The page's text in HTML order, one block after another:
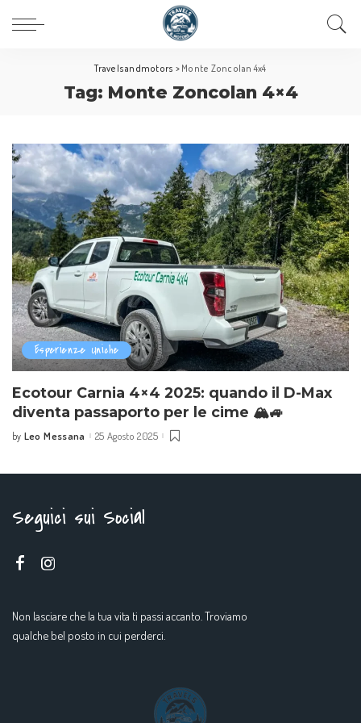
Travelsandmotors > Monte Zoncolan 4x4
Tag: Monte Zoncolan 4×4
Esperienze Uniche
Ecotour Carnia 4×4 2025: quando il D-Max
diventa passaporto per le cime 🏔️🚙
by Leo Messana 25 Agosto 2025
Seguici sui Social
Non lasciare che la tua vita ti passi accanto. Troviamo
qualche bel posto in cui perderci.